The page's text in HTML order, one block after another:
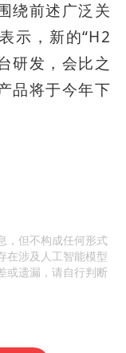
绕前述广泛关
示，新的“H2
研发，会比之
品将于今年下
，但不构成任何形式
在涉及人工智能模型
或遗漏，请自行判断